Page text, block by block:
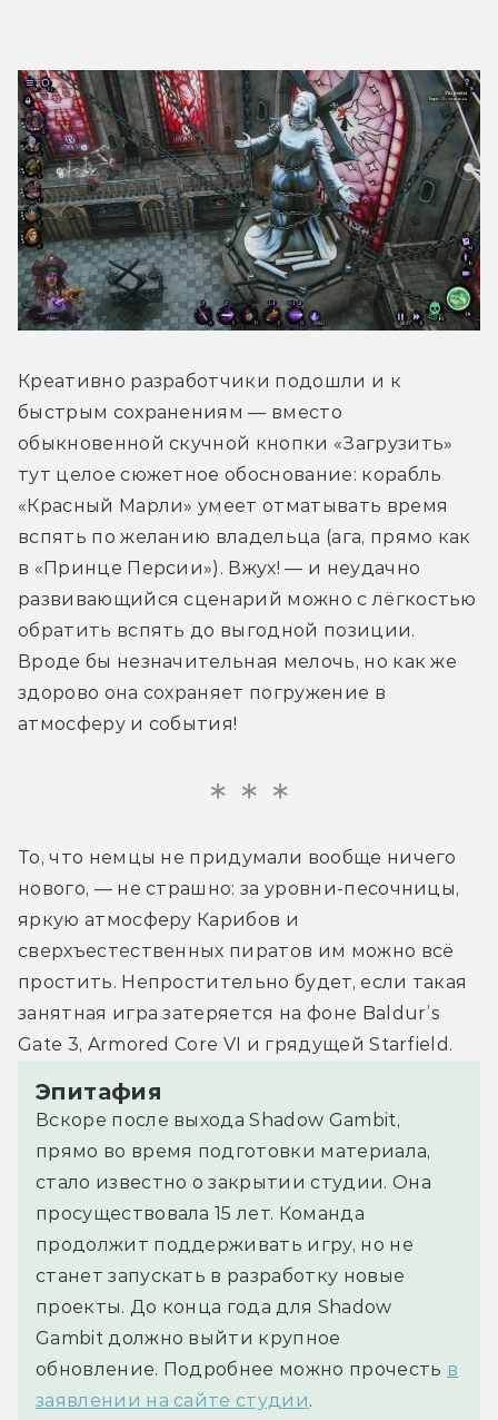
Креативно разработчики подошли и к
быстрым сохранениям — вместо
обыкновенной скучной кнопки «Загрузить»
тут целое сюжетное обоснование: корабль
«Красный Марли» умеет отматывать время
вспять по желанию владельца (ага, прямо как
в «Принце Персии»). Вжух! — и неудачно
развивающийся сценарий можно с лёгкостью
обратить вспять до выгодной позиции.
Вроде бы незначительная мелочь, но как же
здорово она сохраняет погружение в
атмосферу и события!
То, что немцы не придумали вообще ничего
нового, — не страшно: за уровни-песочницы,
яркую атмосферу Карибов и
сверхъестественных пиратов им можно всё
простить. Непростительно будет, если такая
занятная игра затеряется на фоне Baldur’s
Gate 3, Armored Core VI и грядущей Starfield.
Эпитафия
Вскоре после выхода Shadow Gambit,
прямо во время подготовки материала,
стало известно о закрытии студии. Она
просуществовала 15 лет. Команда
продолжит поддерживать игру, но не
станет запускать в разработку новые
проекты. До конца года для Shadow
Gambit должно выйти крупное
обновление. Подробнее можно прочесть в
заявлении на сайте студии.